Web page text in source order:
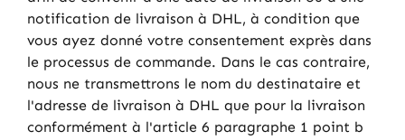
notification de livraison à DHL, à condition que
vous ayez donné votre consentement exprès dans
le processus de commande. Dans le cas contraire,
nous ne transmettrons le nom du destinataire et
l'adresse de livraison à DHL que pour la livraison
conformément à l'article 6 paragraphe 1 point b